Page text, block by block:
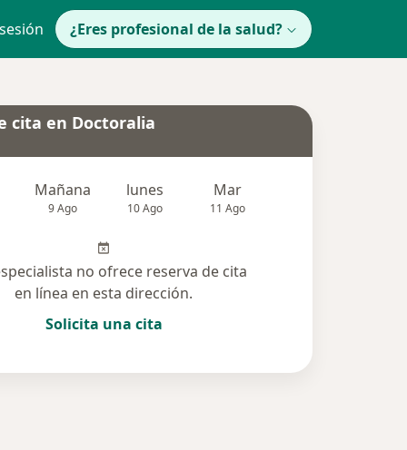
¿Eres profesional de la salud?
cita en Doctoralia
Mañana
9 Ago
lunes
10 Ago
Mar
11 Ago
no ofrece reserva de cita
en línea en esta dirección.
Solicita una cita